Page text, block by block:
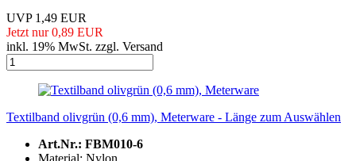
UVP 1,49 EUR
Jetzt nur 0,89 EUR
inkl. 19% MwSt. zzgl. Versand
Textilband olivgrün (0,6 mm), Meterware - Länge zum Auswählen
Art.Nr.: FBM010-6
Material: Nylon